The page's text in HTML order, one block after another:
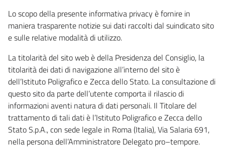
Lo scopo della presente informativa privacy è fornire in
maniera trasparente notizie sui dati raccolti dal suindicato sito
e sulle relative modalità di utilizzo.
La titolarità del sito web è della Presidenza del Consiglio, la
titolarità dei dati di navigazione all’interno del sito è
dell’Istituto Poligrafico e Zecca dello Stato. La consultazione di
questo sito da parte dell’utente comporta il rilascio di
informazioni aventi natura di dati personali. Il Titolare del
trattamento di tali dati è l’Istituto Poligrafico e Zecca dello
Stato S.p.A., con sede legale in Roma (Italia), Via Salaria 691,
nella persona dell’Amministratore Delegato pro–tempore.